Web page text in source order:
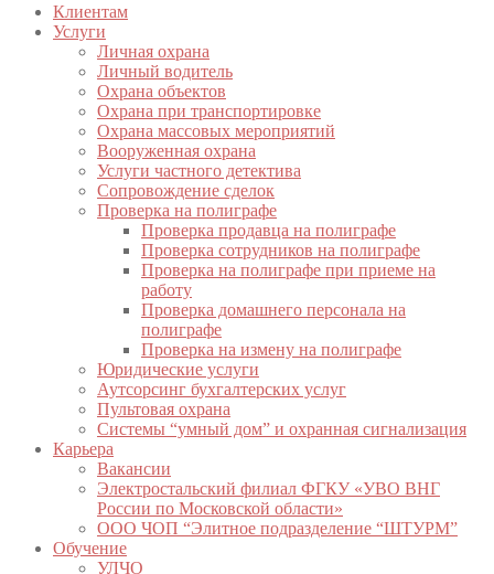
Клиентам
Услуги
Личная охрана
Личный водитель
Охрана объектов
Охрана при транспортировке
Охрана массовых мероприятий
Вооруженная охрана
Услуги частного детектива
Сопровождение сделок
Проверка на полиграфе
Проверка продавца на полиграфе
Проверка сотрудников на полиграфе
Проверка на полиграфе при приеме на
работу
Проверка домашнего персонала на
полиграфе
Проверка на измену на полиграфе
Юридические услуги
Аутсорсинг бухгалтерских услуг
Пультовая охрана
Системы “умный дом” и охранная сигнализация
Карьера
Вакансии
Электростальский филиал ФГКУ «УВО ВНГ
России по Московской области»
ООО ЧОП “Элитное подразделение “ШТУРМ”
Обучение
УЛЧО